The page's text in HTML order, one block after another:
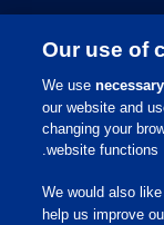
Our use of
We use
our website and
changing your
website functions.
We would also
help us improve